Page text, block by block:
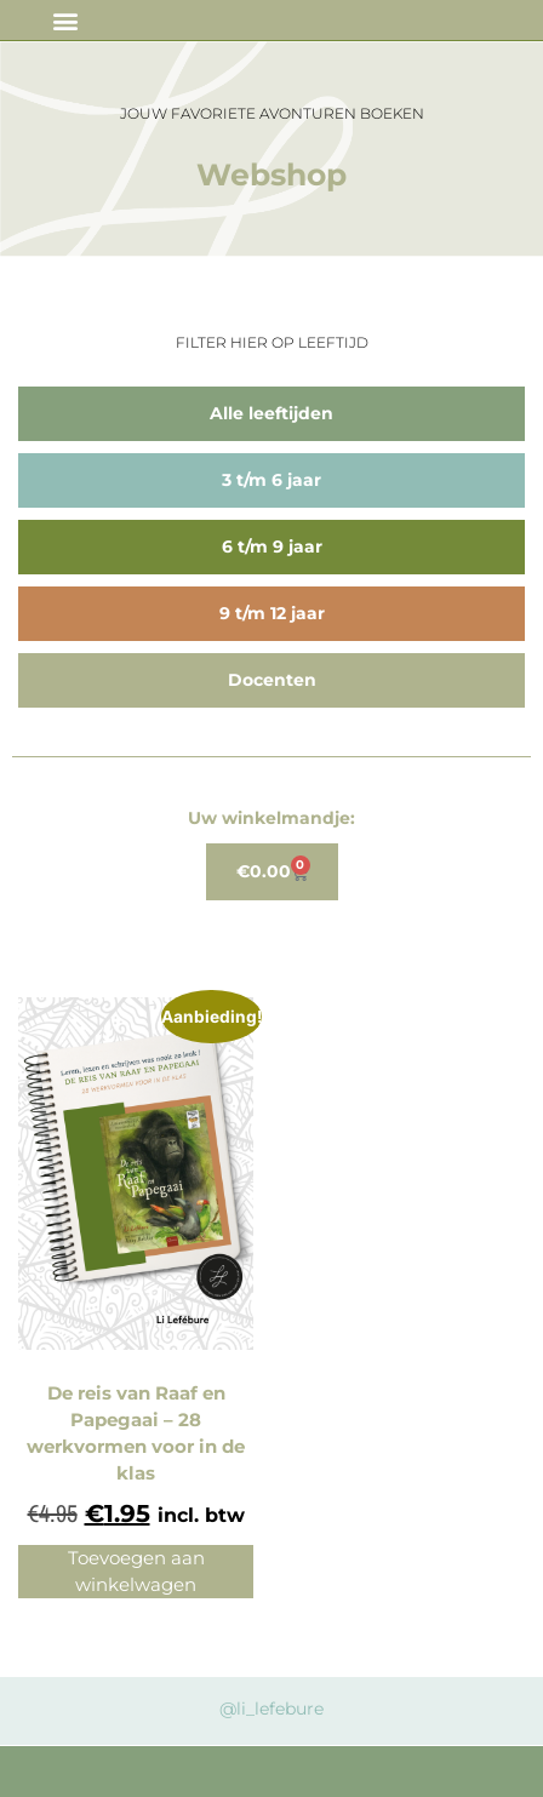
JOUW FAVORIETE AVONTUREN BOEKEN
Webshop
FILTER HIER OP LEEFTIJD
Alle leeftijden
3 t/m 6 jaar
6 t/m 9 jaar
9 t/m 12 jaar
Docenten
Uw winkelmandje:
€0.00 0
Aanbieding!
De reis van Raaf en
Papegaai – 28
werkvormen voor in de
klas
€4.95 €1.95 incl. btw
Toevoegen aan
winkelwagen
@li_lefebure